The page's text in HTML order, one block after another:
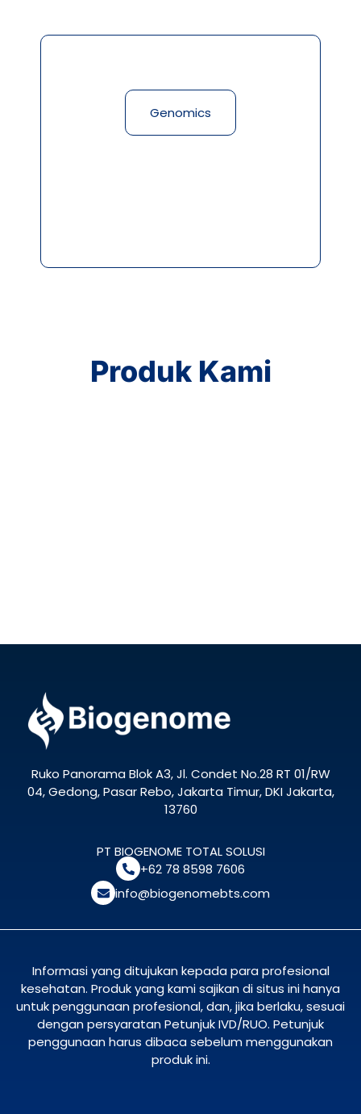
Genomics
Produk Kami
Ruko Panorama Blok A3, Jl. Condet No.28 RT 01/RW
04, Gedong, Pasar Rebo, Jakarta Timur, DKI Jakarta,
13760
PT BIOGENOME TOTAL SOLUSI
+62 78 8598 7606
info@biogenomebts.com
Informasi yang ditujukan kepada para profesional
kesehatan. Produk yang kami sajikan di situs ini hanya
untuk penggunaan profesional, dan, jika berlaku, sesuai
dengan persyaratan Petunjuk IVD/RUO. Petunjuk
penggunaan harus dibaca sebelum menggunakan
produk ini.